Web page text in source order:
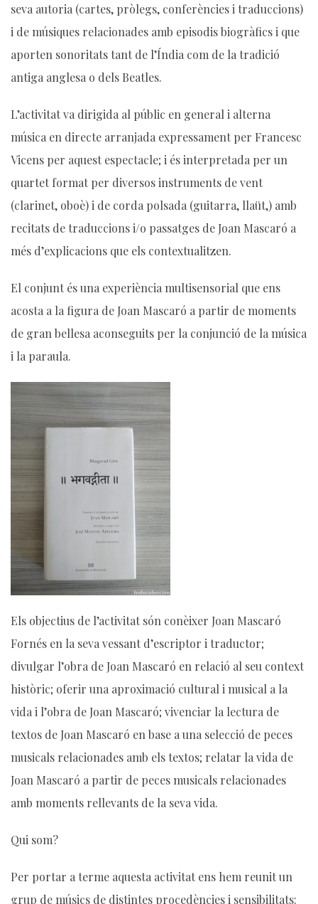
seva autoria (cartes, pròlegs, conferències i traduccions)
i de músiques relacionades amb episodis biogràfics i que
aporten sonoritats tant de l’Índia com de la tradició
antiga anglesa o dels Beatles.
L’activitat va dirigida al públic en general i alterna
música en directe arranjada expressament per Francesc
Vicens per aquest espectacle; i és interpretada per un
quartet format per diversos instruments de vent
(clarinet, oboè) i de corda polsada (guitarra, llaüt,) amb
recitats de traduccions i/o passatges de Joan Mascaró a
més d’explicacions que els contextualitzen.
El conjunt és una experiència multisensorial que ens
acosta a la figura de Joan Mascaró a partir de moments
de gran bellesa aconseguits per la conjunció de la música
i la paraula.
Els objectius de l’activitat són conèixer Joan Mascaró
Fornés en la seva vessant d’escriptor i traductor;
divulgar l’obra de Joan Mascaró en relació al seu context
històric; oferir una aproximació cultural i musical a la
vida i l’obra de Joan Mascaró; vivenciar la lectura de
textos de Joan Mascaró en base a una selecció de peces
musicals relacionades amb els textos; relatar la vida de
Joan Mascaró a partir de peces musicals relacionades
amb moments rellevants de la seva vida.
Qui som?
Per portar a terme aquesta activitat ens hem reunit un
grup de músics de distintes procedències i sensibilitats: